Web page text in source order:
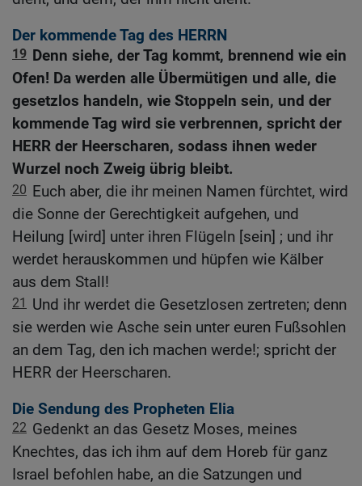
Der kommende Tag des HERRN
19 Denn siehe, der Tag kommt, brennend wie ein
Ofen! Da werden alle Übermütigen und alle, die
gesetzlos handeln, wie Stoppeln sein, und der
kommende Tag wird sie verbrennen, spricht der
HERR der Heerscharen, sodass ihnen weder
Wurzel noch Zweig übrig bleibt.
20 Euch aber, die ihr meinen Namen fürchtet, wird
die Sonne der Gerechtigkeit aufgehen, und
Heilung [wird] unter ihren Flügeln [sein] ; und ihr
werdet herauskommen und hüpfen wie Kälber
aus dem Stall!
21 Und ihr werdet die Gesetzlosen zertreten; denn
sie werden wie Asche sein unter euren Fußsohlen
an dem Tag, den ich machen werde!; spricht der
HERR der Heerscharen.
Die Sendung des Propheten Elia
22 Gedenkt an das Gesetz Moses, meines
Knechtes, das ich ihm auf dem Horeb für ganz
Israel befohlen habe, an die Satzungen und